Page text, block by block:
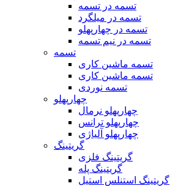
تسمه در تسمه
تسمه در میلگرد
تسمه در چهارپهلو
تسمه در نیم تسمه
تسمه
تسمه ماشین کاری
تسمه ماشین کاری
تسمه نوردی
چهارپهلو
چهارپهلو نرمال
چهارپهلو ترانس
چهارپهلو آلیاژی
گریتینگ
گریتینگ فلزی
گریتینگ پله
گریتینگ استنلس استیل